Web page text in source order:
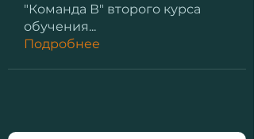
"Команда В" второго курса
обучения...
Подробнее